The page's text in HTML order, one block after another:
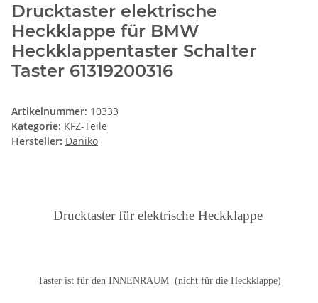
Drucktaster elektrische
Heckklappe für BMW
Heckklappentaster Schalter
Taster 61319200316
Artikelnummer: 10333
Kategorie: KFZ-Teile
Hersteller: Daniko
Drucktaster für elektrische Heckklappe
Taster ist für den INNENRAUM (nicht für die Heckklappe)